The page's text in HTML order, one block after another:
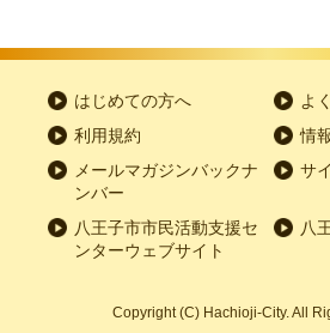
はじめての方へ
よ
利用規約
情
メールマガジンバックナ
ンバー
サ
八王子市市民活動支援セ
ンターウェブサイト
八
Copyright(C) Hachioji-City. All